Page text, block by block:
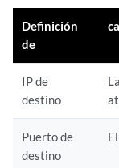
Definición
de
IP de
destino
Puerto de
destino